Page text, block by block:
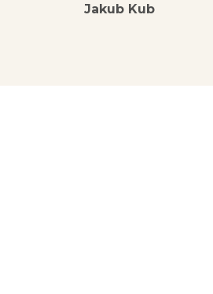
Jakub Kub